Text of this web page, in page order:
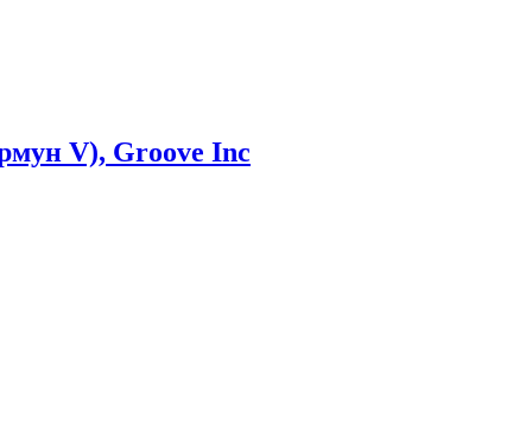
V), Groove Inc